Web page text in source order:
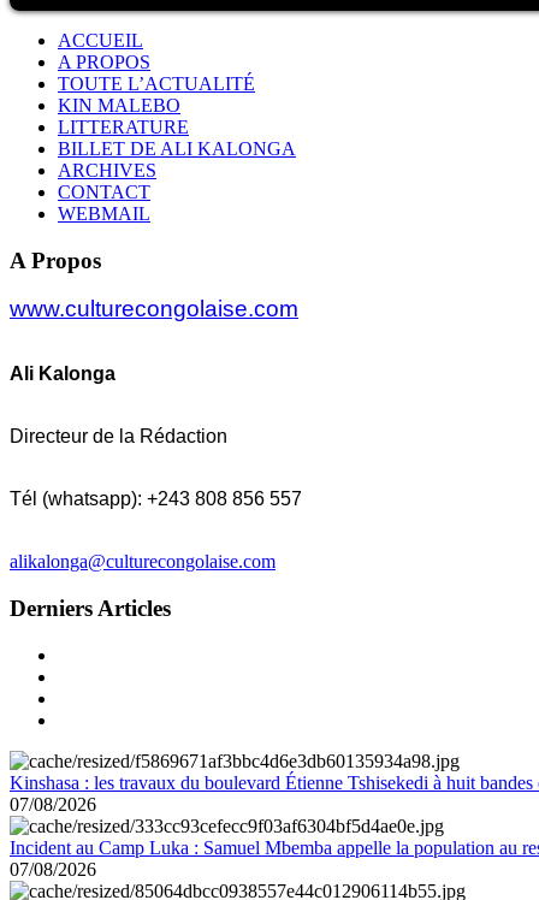
ACCUEIL
A PROPOS
TOUTE L’ACTUALITÉ
KIN MALEBO
LITTERATURE
BILLET DE ALI KALONGA
ARCHIVES
CONTACT
WEBMAIL
A Propos
www.culturecongolaise.com
Ali Kalonga
Directeur de la Rédaction
Tél (whatsapp): +243 808 856 557
alikalonga@culturecongolaise.com
Derniers Articles
Kinshasa : les travaux du boulevard Étienne Tshisekedi à huit
07/08/2026
Incident au Camp Luka : Samuel Mbemba appelle la population au
07/08/2026